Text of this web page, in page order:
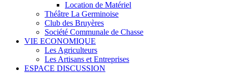
Location de Matériel
Théâtre La Germinoise
Club des Bruyères
Société Communale de Chasse
VIE ECONOMIQUE
Les Agriculteurs
Les Artisans et Entreprises
ESPACE DISCUSSION